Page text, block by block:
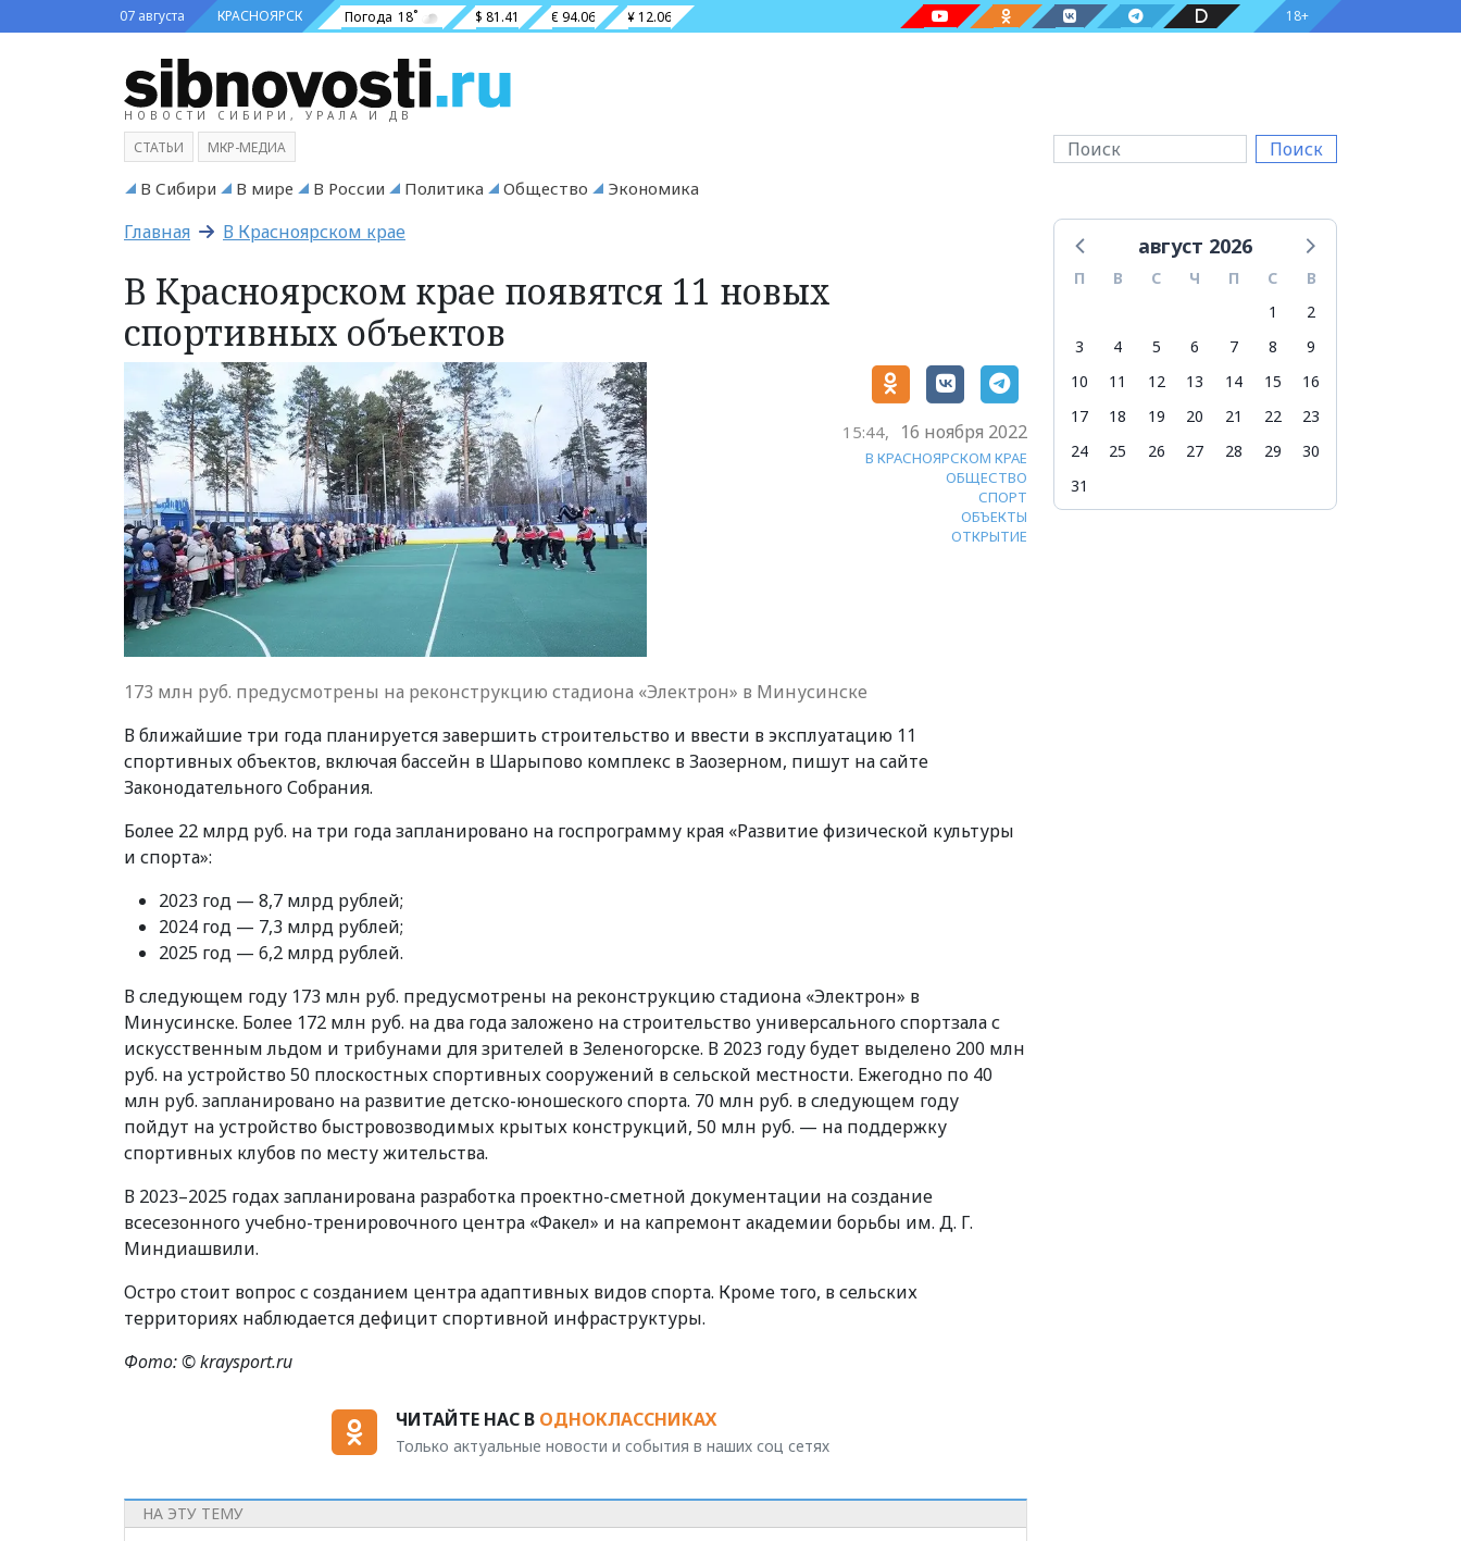
07 августа КРАСНОЯРСК Погода 18˚ $ 81.41 € 94.06 ¥ 12.06 18+
НОВОСТИ СИБИРИ, УРАЛА И ДВ
Поиск
СТАТЬИ МКР-МЕДИА
В Сибири В мире В России Политика Общество Экономика
Главная В Красноярском крае
В Красноярском крае появятся 11 новых
спортивных объектов
15:44, 16 ноября 2022
В КРАСНОЯРСКОМ КРАЕ
ОБЩЕСТВО
СПОРТ
ОБЪЕКТЫ
ОТКРЫТИЕ
173 млн руб. предусмотрены на реконструкцию стадиона «Электрон» в Минусинске
В ближайшие три года планируется завершить строительство и ввести в эксплуатацию 11
спортивных объектов, включая бассейн в Шарыпово комплекс в Заозерном, пишут на сайте
Законодательного Собрания.
Более 22 млрд руб. на три года запланировано на госпрограмму края «Развитие физической культуры
и спорта»:
2023 год — 8,7 млрд рублей;
2024 год — 7,3 млрд рублей;
2025 год — 6,2 млрд рублей.
В следующем году 173 млн руб. предусмотрены на реконструкцию стадиона «Электрон» в
Минусинске. Более 172 млн руб. на два года заложено на строительство универсального спортзала с
искусственным льдом и трибунами для зрителей в Зеленогорске. В 2023 году будет выделено 200 млн
руб. на устройство 50 плоскостных спортивных сооружений в сельской местности. Ежегодно по 40
млн руб. запланировано на развитие детско-юношеского спорта. 70 млн руб. в следующем году
пойдут на устройство быстровозводимых крытых конструкций, 50 млн руб. — на поддержку
спортивных клубов по месту жительства.
В 2023–2025 годах запланирована разработка проектно-сметной документации на создание
всесезонного учебно-тренировочного центра «Факел» и на капремонт академии борьбы им. Д. Г.
Миндиашвили.
Остро стоит вопрос с созданием центра адаптивных видов спорта. Кроме того, в сельских
территориях наблюдается дефицит спортивной инфраструктуры.
Фото: © kraysport.ru
ЧИТАЙТЕ НАС В ОДНОКЛАССНИКАХ
Только актуальные новости и события в наших соц сетях
НА ЭТУ ТЕМУ
август 2026
П В С Ч П С
В
1
2
3
4 5 6 7 8
9
10
11 12 13 14 15
16
17
18 19 20 21 22
23
24
25 26 27 28 29
30
31